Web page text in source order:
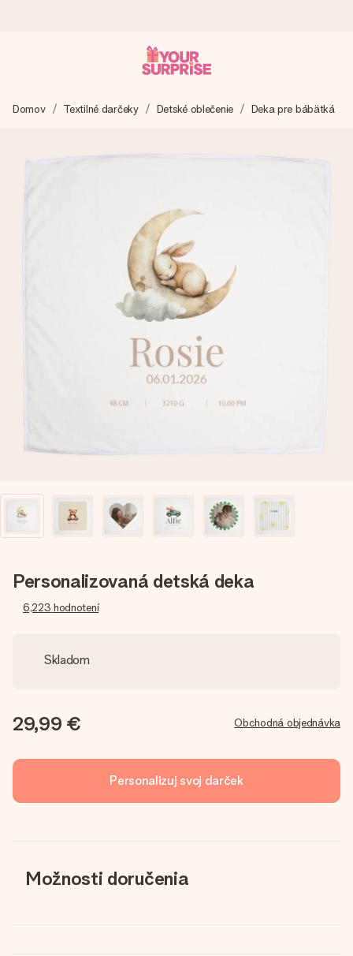
Váš darček starostlivo vyrobíme a bleskovo odošleme –
4,7 (na základe +15 000 recenzií)
Naše darčeky inšpirujú. Zákazníci nás na Google Reviews
hodnotia známkou 4,7.
Kartička s venovaním zdarma
Vytvorte niečo výnimočné v pár jednoduchých krokoch – s
jej menom, vašou fotografiou alebo odkazom, ktorý naozaj
zahreje pri srdci. Žiadne zbytočnosti, len veľa lásky pre ten
Domov Textilné darčeky Detské oblečenie Deka pre bábätká
Personalizovaná detská deka
6,223 hodnotení
Skladom
29,99 € Obchodná objednávka
Personalizuj svoj darček
Možnosti doručenia